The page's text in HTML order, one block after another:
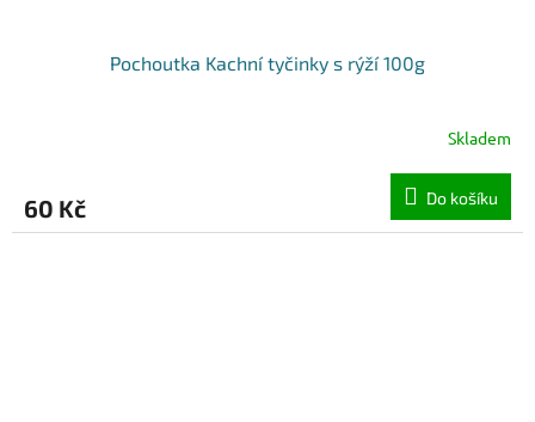
Pochoutka Kachní tyčinky s rýží 100g
Skladem
60 Kč Do košíku